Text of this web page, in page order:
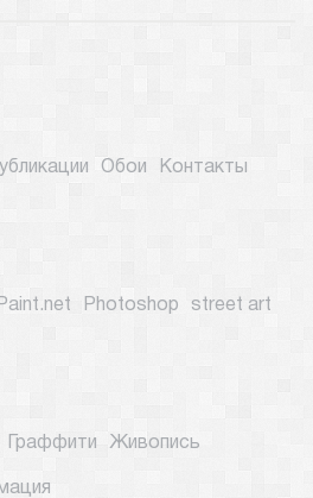
Обои Контакты
Paint.net Photoshop street art
Граффити Живопись